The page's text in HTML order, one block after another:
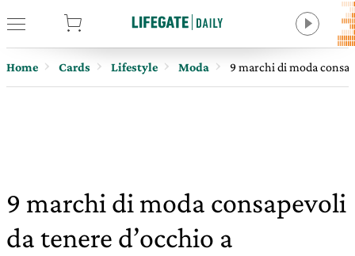
Home Cards Lifestyle Moda 9 marchi di moda
9 marchi di moda consapevoli
da tenere d’occhio a